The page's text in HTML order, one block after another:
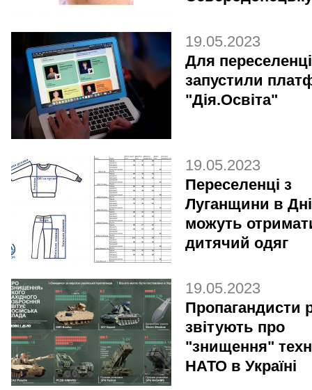
19.05.2023
Для
запустили
"Дія.Освіта"
19.05.2023
Переселенці з
Луганщини в
можуть
дитячий одяг
19.05.2023
Пропагандисти
звітують про
"знищення"
НАТО в Україні